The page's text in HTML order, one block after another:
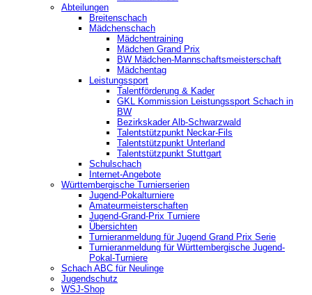
Abteilungen
Breitenschach
Mädchenschach
Mädchentraining
Mädchen Grand Prix
BW Mädchen-Mannschaftsmeisterschaft
Mädchentag
Leistungssport
Talentförderung & Kader
GKL Kommission Leistungssport Schach in
BW
Bezirkskader Alb-Schwarzwald
Talentstützpunkt Neckar-Fils
Talentstützpunkt Unterland
Talentstützpunkt Stuttgart
Schulschach
Internet-Angebote
Württembergische Turnierserien
Jugend-Pokalturniere
Amateurmeisterschaften
Jugend-Grand-Prix Turniere
Übersichten
Turnieranmeldung für Jugend Grand Prix Serie
Turnieranmeldung für Württembergische Jugend-
Pokal-Turniere
Schach ABC für Neulinge
Jugendschutz
WSJ-Shop